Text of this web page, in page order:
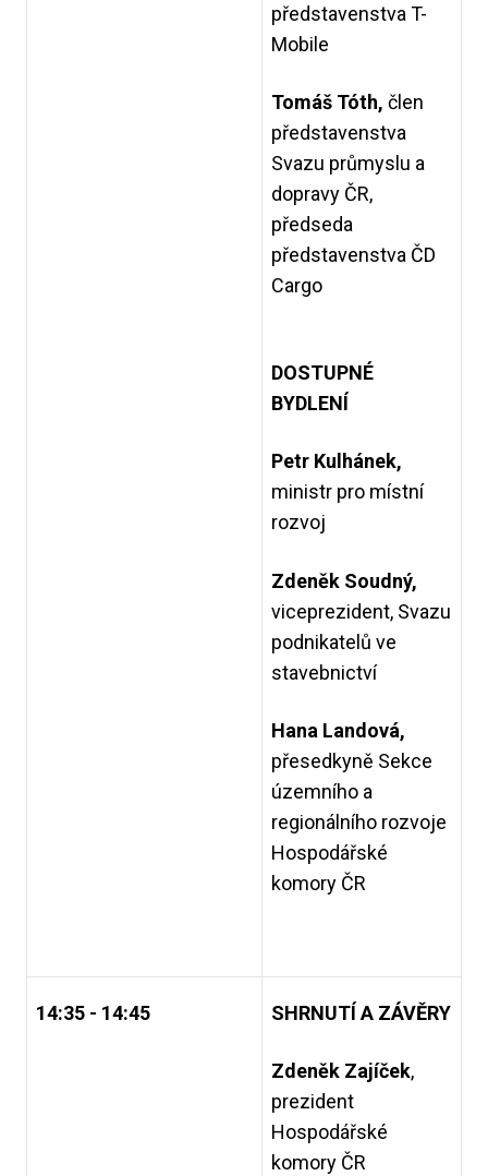
představenstva T-
Mobile
Tomáš Tóth, člen
představenstva
Svazu průmyslu a
dopravy ČR,
předseda
představenstva ČD
Cargo
DOSTUPNÉ
BYDLENÍ
Petr Kulhánek,
ministr pro místní
rozvoj
Zdeněk Soudný,
viceprezident, Svazu
podnikatelů ve
stavebnictví
Hana Landová,
přesedkyně Sekce
územního a
regionálního rozvoje
Hospodářské
komory ČR
14:35 - 14:45 SHRNUTÍ A ZÁVĚRY
Zdeněk Zajíček,
prezident
Hospodářské
komory ČR